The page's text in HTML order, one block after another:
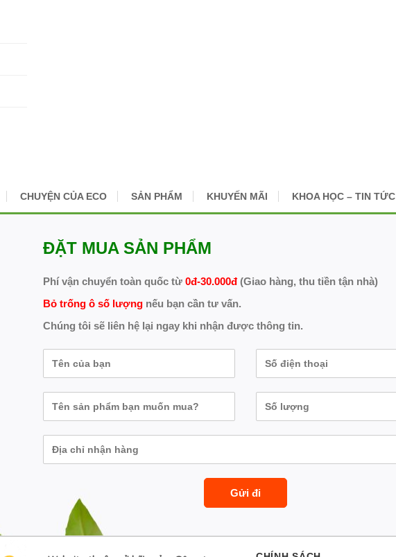
CHUYỆN CỦA ECO SẢN PHẨM KHUYẾN MÃI KHOA HỌC – TIN TỨC
ĐẶT MUA SẢN PHẨM
Phí vận chuyển toàn quốc từ 0đ-30.000đ(Giao hàng, thu tiền tận nhà)
Bỏ trống ô số lượngnếu bạn cần tư vấn.
Chúng tôi sẽ liên hệ lại ngay khi nhận được thông tin.